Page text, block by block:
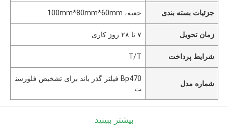
جزئیات بسته بندی جعبه، 100mm*80mm*60mm
زمان تحویل ۷ تا ۲۸ روز کاری
شرایط پرداخت T/T
شماره مدل
Bp470 فیلتر گذر باند برای تشخیص فلورسن
ت
بیشتر ببینید